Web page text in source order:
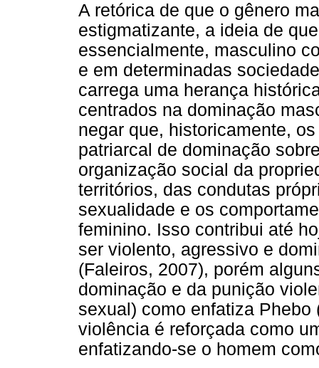
A retórica de que o gênero
estigmatizante, a ideia de
essencialmente, masculino
e em determinadas
carrega uma herança
centrados na dominação
negar que, historicamente,
patriarcal de dominação
organização social da
territórios, das condutas
sexualidade e os
feminino. Isso contribui até
ser violento, agressivo e
(Faleiros, 2007), porém
dominação e da punição
sexual) como enfatiza
violência é reforçada como
enfatizando-se o homem